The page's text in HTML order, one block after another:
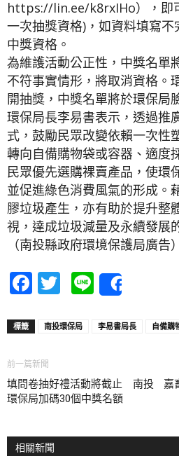
https://lin.ee/k8rxIHo），即
一次抽獎資格)，如資料填寫
中獎資格。
為維護活動公正性，中獎名單
不符事實情形，將取消資格。
開抽獎，中獎名單將於環保局
環保局長李易書表示，透過推
式，鼓勵民眾改變依賴一次性
轉向自備購物袋或容器、適度
民眾優先選購裸賣產品，使環
並促進綠色消費風氣的形成。
膠垃圾產生，亦有助於提升整
視，達成垃圾減量及永續發展
（南投縣政府環境保護局廣告）
Facebook
Twitter
Line
標籤 南投環保局 李易書局長 自備購
前一篇新聞
填問卷抽好禮活動將截止 南投
環保局加碼30個中獎名額
嘉
相關新聞